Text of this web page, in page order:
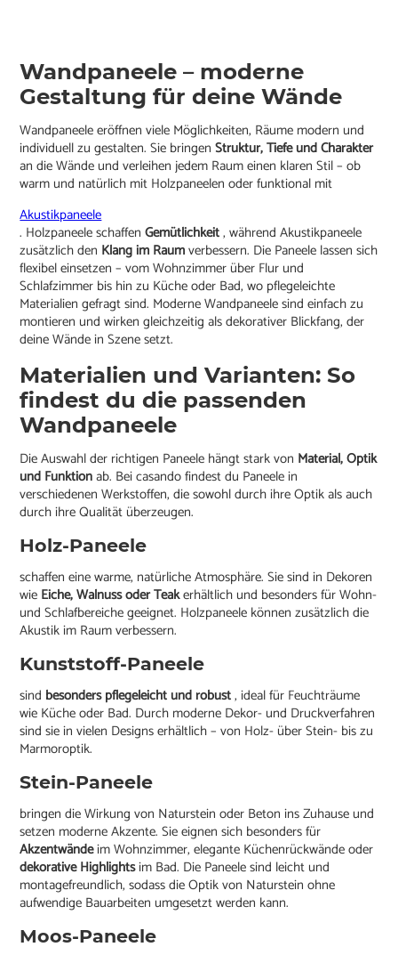
Wandpaneele – moderne
Gestaltung für deine Wände
Wandpaneele eröffnen viele Möglichkeiten, Räume modern und
individuell zu gestalten. Sie bringenStruktur, Tiefe und Charakter
an die Wände und verleihen jedem Raum einen klaren Stil – ob
warm und natürlich mit Holzpaneelen oder funktional mit
Akustikpaneele
. Holzpaneele schaffenGemütlichkeit, während Akustikpaneele
zusätzlich den Klang im Raumverbessern. Die Paneele lassen sich
flexibel einsetzen – vom Wohnzimmer über Flur und
Schlafzimmer bis hin zu Küche oder Bad, wo pflegeleichte
Materialien gefragt sind. Moderne Wandpaneele sind einfach zu
montieren und wirken gleichzeitig als dekorativer Blickfang, der
deine Wände in Szene setzt.
Materialien und Varianten: So
findest du die passenden
Wandpaneele
Die Auswahl der richtigen Paneele hängt stark von Material, Optik
und Funktionab. Bei casando findest du Paneele in
verschiedenen Werkstoffen, die sowohl durch ihre Optik als auch
durch ihre Qualität überzeugen.
Holz-Paneele
schaffen eine warme, natürliche Atmosphäre. Sie sind in Dekoren
wie Eiche, Walnuss oder Teakerhältlich und besonders für Wohn-
und Schlafbereiche geeignet. Holzpaneele können zusätzlich die
Akustik im Raum verbessern.
Kunststoff-Paneele
sind besonders pflegeleicht und robust, ideal für Feuchträume
wie Küche oder Bad. Durch moderne Dekor- und Druckverfahren
sind sie in vielen Designs erhältlich – von Holz- über Stein- bis zu
Marmoroptik.
Stein-Paneele
bringen die Wirkung von Naturstein oder Beton ins Zuhause und
setzen moderne Akzente. Sie eignen sich besonders für
Akzentwändeim Wohnzimmer, elegante Küchenrückwände oder
dekorative Highlightsim Bad. Die Paneele sind leicht und
montagefreundlich, sodass die Optik von Naturstein ohne
aufwendige Bauarbeiten umgesetzt werden kann.
Moos-Paneele